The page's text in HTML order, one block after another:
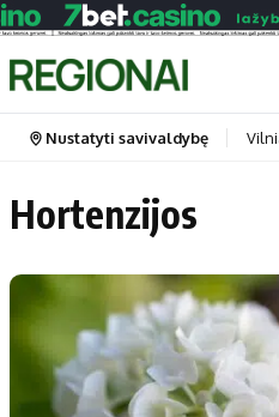
Portalas
Pradinis puslapis
Savivaldybės
Naujausi
Regionai
Nustatyti savivaldybę
Hortenzijos